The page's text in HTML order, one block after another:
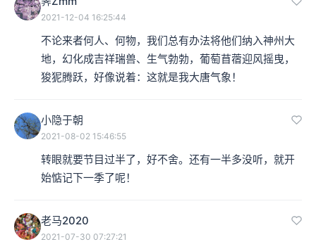
照花人啊。然而这也并非孤芳自赏，而只是凭藉器皿中的
水面反映出容颜。
我们可以想像，古人一定是从随处的水泽倒影中见到自
户外了。到了春秋战国时期，青铜工艺大盛，于是，这个
2021-12-04 16:25:44
不论来者何人、何物，我们总有办法将他们纳入神州大
地，幻化成吉祥瑞兽、生气勃勃，葡萄苜蓿迎风摇曳，
狻狔腾跃，好像说着：这就是我大唐气象！
小隐于朝
2021-08-02 15:46:55
转眼就要节目过半了，好不舍。还有一半多没听，就开
始惦记下一季了呢！
老马2020
2021-07-30 07:27:21